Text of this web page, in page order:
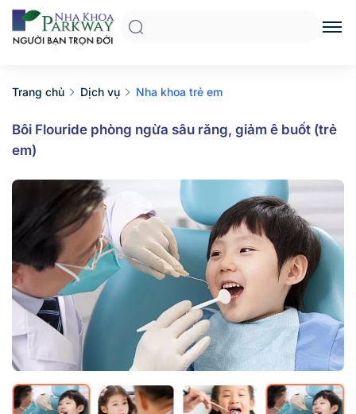
Trang chủ Dịch vụ Nha khoa trẻ em
Bôi Flouride phòng ngừa sâu răng, giảm ê buốt (trẻ
em)